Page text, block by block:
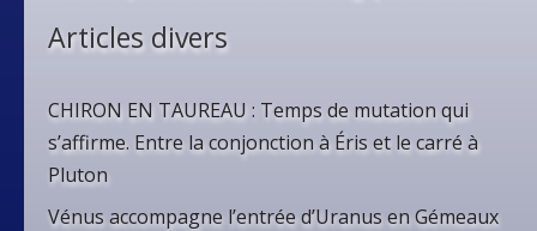
Articles divers
CHIRON EN TAUREAU : Temps de mutation qui
s’affirme. Entre la conjonction à Éris et le carré à
Pluton
Vénus accompagne l’entrée d’Uranus en Gémeaux